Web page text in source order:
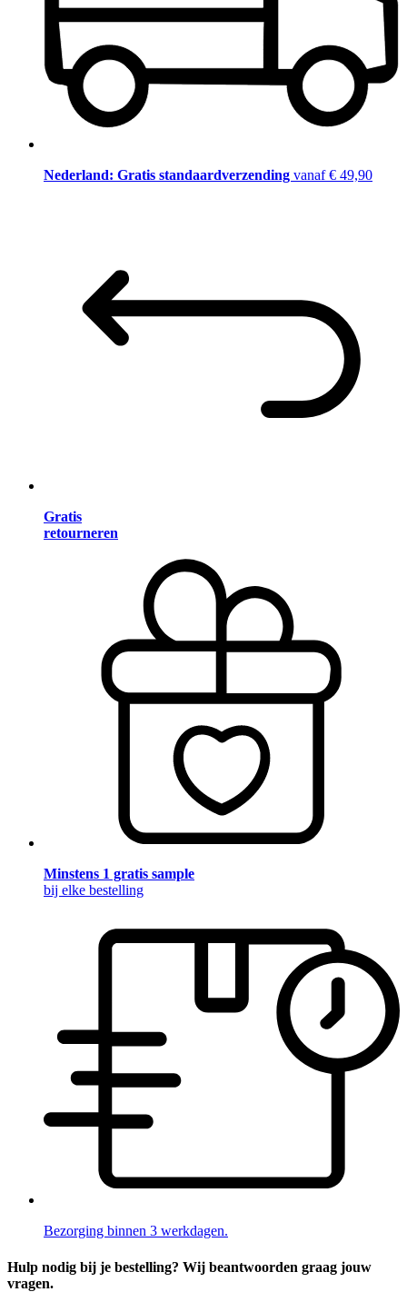
Nederland: Gratis standaardverzending vanaf € 49,90
Gratis
retourneren
Minstens 1 gratis sample
bij elke bestelling
Bezorging binnen 3 werkdagen.
Hulp nodig bij je bestelling? Wij beantwoorden graag jouw
vragen.